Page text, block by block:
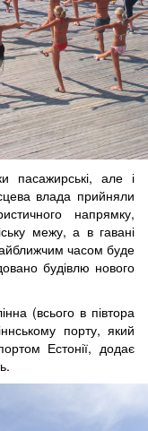
пасажирські, але і
влада прийняли
напрямку,
межу, а в гавані
часом буде
будівлю нового
(всього в півтора
порту, який
Естонії, додає